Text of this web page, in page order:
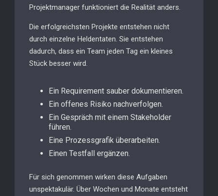
Projektmanager funktioniert die Realität anders.
Die erfolgreichsten Projekte entstehen nicht
durch einzelne Heldentaten. Sie entstehen
dadurch, dass ein Team jeden Tag ein kleines
Stück besser wird.
Ein Requirement sauber dokumentieren.
Ein offenes Risiko nachverfolgen.
Ein Gespräch mit einem Stakeholder
führen.
Eine Prozessgrafik überarbeiten.
Einen Testfall ergänzen.
Für sich genommen wirken diese Aufgaben
unspektakulär. Über Wochen und Monate entsteht